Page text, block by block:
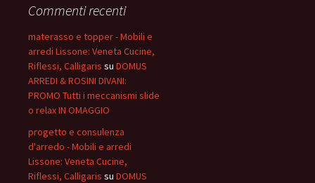
Commenti recenti
materasso e topper - Mobili e
arredi Lissone: Veneta Cucine,
Riflessi, Calligaris su DOMUS
ARREDI & ROSINI DIVANI:
PROMO Tutti i meccanismi slide
o relax IN OMAGGIO
progetto e consulenza
d'arredo - Mobili e arredi
Lissone: Veneta Cucine,
Riflessi, Calligaris su DOMUS